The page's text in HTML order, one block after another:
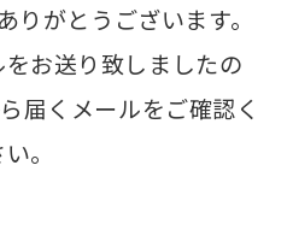
りがとうございます。
お送り致しましたの
届くメールをご確認く
。